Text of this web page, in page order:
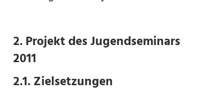
2. Projekt des Jugendseminars
2011
2.1. Zielsetzungen